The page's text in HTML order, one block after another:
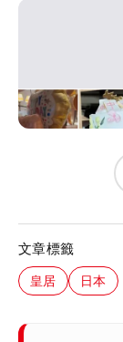
文章標籤
皇居 日本